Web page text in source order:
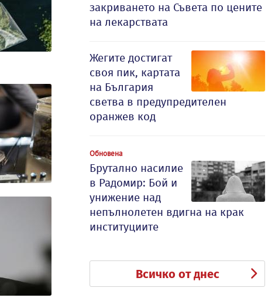
закриването на Съвета по цените
на лекарствата
Жегите достигат
своя пик, картата
на България
светва в предупредителен
оранжев код
Обновена
Брутално насилие
в Радомир: Бой и
унижение над
непълнолетен вдигна на крак
институциите
Всичко от днес